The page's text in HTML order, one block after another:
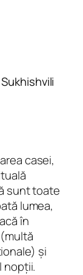
casei,
sunt toate
lumea,
în
și
nopții.